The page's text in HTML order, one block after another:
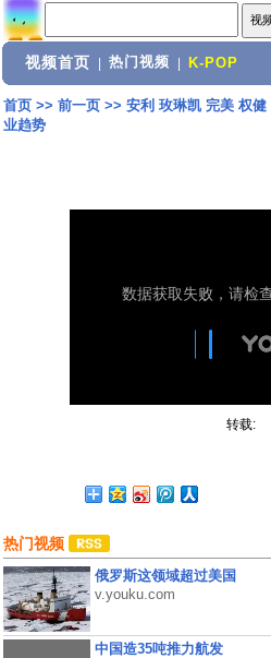
视频首页 热门视频 K-POP
首页>> 前一页>> 安利 玫琳凯 完美 权
业趋势
转载:
热门视频
俄罗斯这领域超过美国
v.youku.com
中国造35吨推力航发